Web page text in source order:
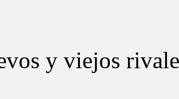
y viejos